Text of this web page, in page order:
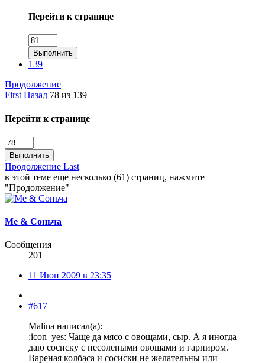
Перейти к странице
Выполнить
139
Продолжение
First Назад 78 из 139
Перейти к странице
Выполнить
Продолжение Last
в этой теме еще несколько (61) страниц, нажмите
"Продолжение"
Me & Соньча
Сообщения
201
11 Июн 2009 в 23:35
#617
Malina написал(а):
:icon_yes: Чаще да мясо с овощами, сыр. А я иногда
даю сосиску с несолеными овощами и гарниром.
Вареная колбаса и сосиски не желательны или